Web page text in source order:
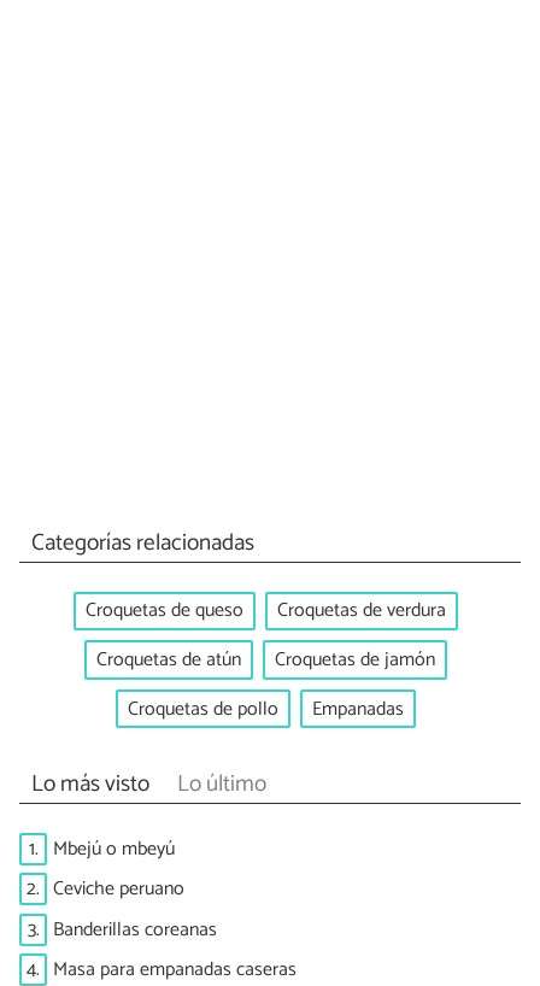
Categorías relacionadas
Croquetas de queso
Croquetas de verdura
Croquetas de atún
Croquetas de jamón
Croquetas de pollo
Empanadas
Lo más visto Lo último
1. Mbejú o mbeyú
2. Ceviche peruano
3. Banderillas coreanas
4. Masa para empanadas caseras